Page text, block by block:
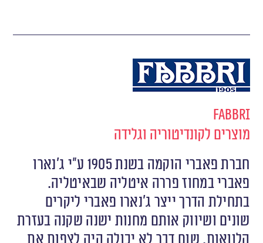
Fabbri
מוצרים לקונדיטוריה וגלידה
חברת פאברי הוקמה בשנת 1905 ע”י ג’נארו
פאברי במחוז פררה איטליה שבאיטליה.
בתחילת הדרך ייצר ג’נארו פאברי ליקרים
שונים ושיווק אותם מחנות ישנה שקנה בעזרת